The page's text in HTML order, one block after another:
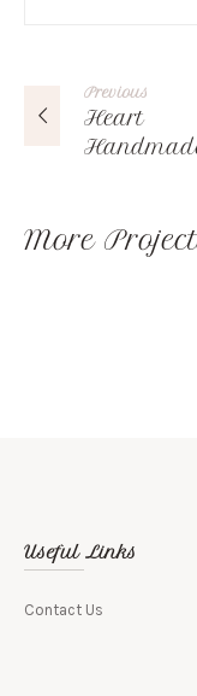
Previous
Heart
More
Useful Links
Contact Us